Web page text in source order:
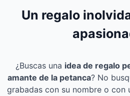
Un regalo
¿Buscas una idea de regalo
amante de la petanca? No
grabadas con su nombre o con